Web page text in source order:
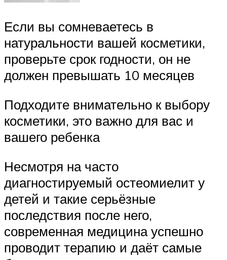
Если вы сомневаетесь в
натуральности вашей косметики,
проверьте срок годности, он не
должен превышать 10 месяцев
Подходите внимательно к выбору
косметики, это важно для вас и
вашего ребенка
Несмотря на часто
диагностируемый остеомиелит у
детей и такие серьёзные
последствия после него,
современная медицина успешно
проводит терапию и даёт самые